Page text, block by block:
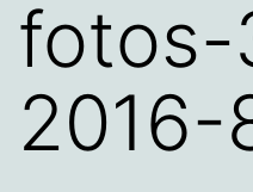
fotos-
2016-